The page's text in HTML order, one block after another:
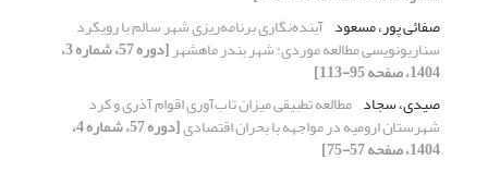
صفائی پور، مسعود آینده‌نگاری برنامه‌ریزی شهر سالم با رویکرد
سناریونویسی مطالعه موردی: شهر بندر ماهشهر [دوره 57، شماره 3،
1404، صفحه 95-113]
صیدی، سجاد مطالعه تطبیقی میزان تاب‌آوری اقوام آذری و کرد
شهرستان ارومیه در مواجهه با بحران اقتصادی [دوره 57، شماره 4،
1404، صفحه 57-75]